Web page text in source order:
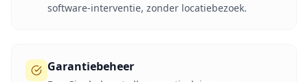
software-interventie, zonder locatiebezoek.
Garantiebeheer